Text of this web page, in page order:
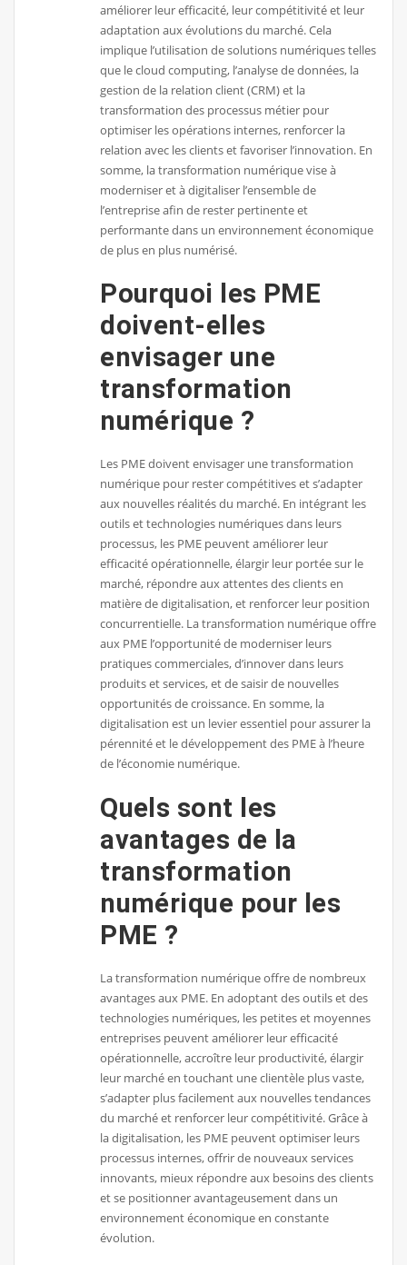
améliorer leur efficacité, leur compétitivité et leur
adaptation aux évolutions du marché. Cela
implique l’utilisation de solutions numériques telles
que le cloud computing, l’analyse de données, la
gestion de la relation client (CRM) et la
transformation des processus métier pour
optimiser les opérations internes, renforcer la
relation avec les clients et favoriser l’innovation. En
somme, la transformation numérique vise à
moderniser et à digitaliser l’ensemble de
l’entreprise afin de rester pertinente et
performante dans un environnement économique
de plus en plus numérisé.
Pourquoi les PME
doivent-elles
envisager une
transformation
numérique ?
Les PME doivent envisager une transformation
numérique pour rester compétitives et s’adapter
aux nouvelles réalités du marché. En intégrant les
outils et technologies numériques dans leurs
processus, les PME peuvent améliorer leur
efficacité opérationnelle, élargir leur portée sur le
marché, répondre aux attentes des clients en
matière de digitalisation, et renforcer leur position
concurrentielle. La transformation numérique offre
aux PME l’opportunité de moderniser leurs
pratiques commerciales, d’innover dans leurs
produits et services, et de saisir de nouvelles
opportunités de croissance. En somme, la
digitalisation est un levier essentiel pour assurer la
pérennité et le développement des PME à l’heure
de l’économie numérique.
Quels sont les
avantages de la
transformation
numérique pour les
PME ?
La transformation numérique offre de nombreux
avantages aux PME. En adoptant des outils et des
technologies numériques, les petites et moyennes
entreprises peuvent améliorer leur efficacité
opérationnelle, accroître leur productivité, élargir
leur marché en touchant une clientèle plus vaste,
s’adapter plus facilement aux nouvelles tendances
du marché et renforcer leur compétitivité. Grâce à
la digitalisation, les PME peuvent optimiser leurs
processus internes, offrir de nouveaux services
innovants, mieux répondre aux besoins des clients
et se positionner avantageusement dans un
environnement économique en constante
évolution.